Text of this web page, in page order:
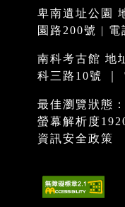
卑南遺址公園
園路200號 | 電
南科考古館 地
科三路10號 ｜
最佳瀏覽狀態
螢幕解析度
資訊安全政策